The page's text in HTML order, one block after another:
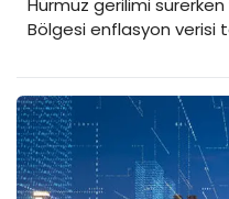
Bölgesi enflasyon verisi